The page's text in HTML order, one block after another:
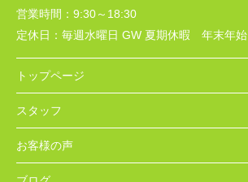
営業時間： 9:30～18:30
定休日： 毎週水曜日 GW 夏期休暇 年末年始
トップページ
スタッフ
お客様の声